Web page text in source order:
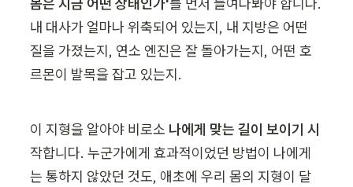
몸은 지금 어떤 상태인가'를 먼저 들여다봐야 합니다.
내 대사가 얼마나 위축되어 있는지, 내 지방은 어떤
질을 가졌는지, 연소 엔진은 잘 돌아가는지, 어떤 호
르몬이 발목을 잡고 있는지.
이 지형을 알아야 비로소 나에게 맞는 길이 보이기 시
작합니다. 누군가에게 효과적이었던 방법이 나에게
는 통하지 않았던 것도, 애초에 우리 몸의 지형이 달